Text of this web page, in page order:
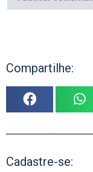
Compartilhe:
Cadastre-se: